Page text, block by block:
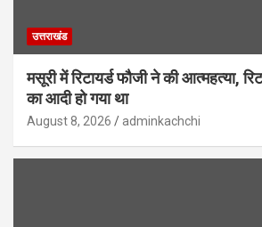
उत्तराखंड
मसूरी में रिटायर्ड फौजी ने की आत्महत्या,
का आदी हो गया था
August 8, 2026 adminkachchi